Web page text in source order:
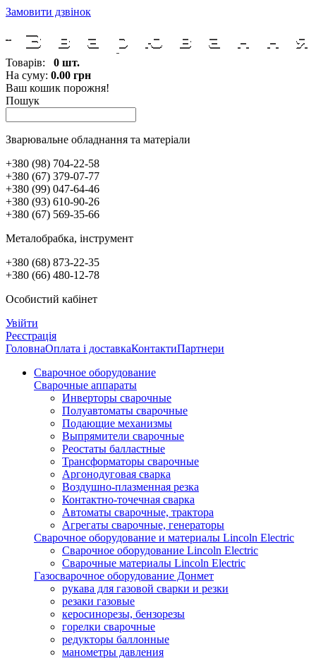
Замовити дзвінок
Товарів: 0 шт.
На суму: 0.00 грн
Ваш кошик порожня!
Пошук
Зварювальне обладнання та матеріали
+380 (98) 704-22-58
+380 (67) 379-07-77
+380 (99) 047-64-46
+380 (93) 610-90-26
+380 (67) 569-35-66
Металобрабка, інcтрумент
+380 (68) 873-22-35
+380 (66) 480-12-78
Особистий кабінет
Увійти
Реєстрація
ГоловнаОплата і доставкаКонтактиПартнери
Сварочное оборудование
Сварочные аппараты
Инверторы сварочные
Полуавтоматы сварочные
Подающие механизмы
Выпрямители сварочные
Реостаты балластные
Трансформаторы сварочные
Аргонодуговая сварка
Воздушно-плазменная резка
Контактно-точечная сварка
Автоматы сварочные, трактора
Агрегаты сварочные, генераторы
Сварочное оборудование и материалы Lincoln Electric
Сварочное оборудование Lincoln Electric
Сварочные материалы Lincoln Electric
Газосварочное оборудование Донмет
рукава для газовой сварки и резки
резаки газовые
керосинорезы, бензорезы
горелки сварочные
редукторы баллонные
манометры давления